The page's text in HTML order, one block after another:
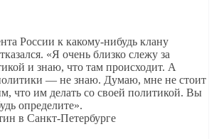
России к какому-нибудь клану
«Я очень близко слежу за
и знаю, что там происходит. А
— не знаю. Думаю, мне не стоит
что им делать со своей политикой. Вы
определите».